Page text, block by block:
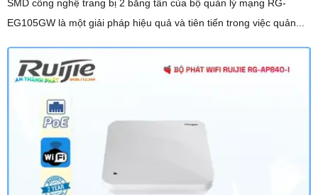
SMD công nghệ trang bị 2 băng tần của bộ quản lý mạng RG-
EG105GW là một giải pháp hiệu quả và tiên tiến trong việc quản...